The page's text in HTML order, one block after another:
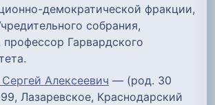
демократической фракции,
собрания,
профессор Гарвардского
Алексеевич — (род. 30
Лазаревское, Краснодарский